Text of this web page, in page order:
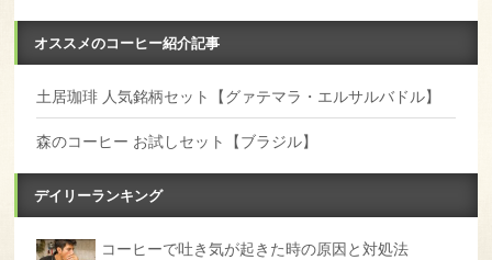
オススメのコーヒー紹介記事
土居珈琲 人気銘柄セット【グァテマラ・エルサルバドル】
森のコーヒー お試しセット【ブラジル】
デイリーランキング
コーヒーで吐き気が起きた時の原因と対処法